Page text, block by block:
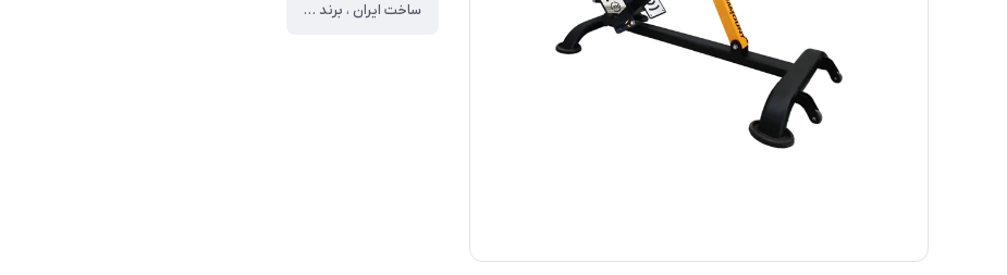
ساخت ایران ، برند پارامونت Paramount ، قابلیت انجام حرکات فیله کمر خوابیده روی زمین، فیله کمر با دستگاه و فیله کمر با توپ پیلاتس ، رنگ کوره ای ثابت ، دارای گارانتی ، قابل استفاده توسط افراد مبتدی و حرفه ای ، محکم و بادوام ، طراحی عالی ، کیفیت ساخت درجه یک ، تقویت عضلات شکم و پهلو